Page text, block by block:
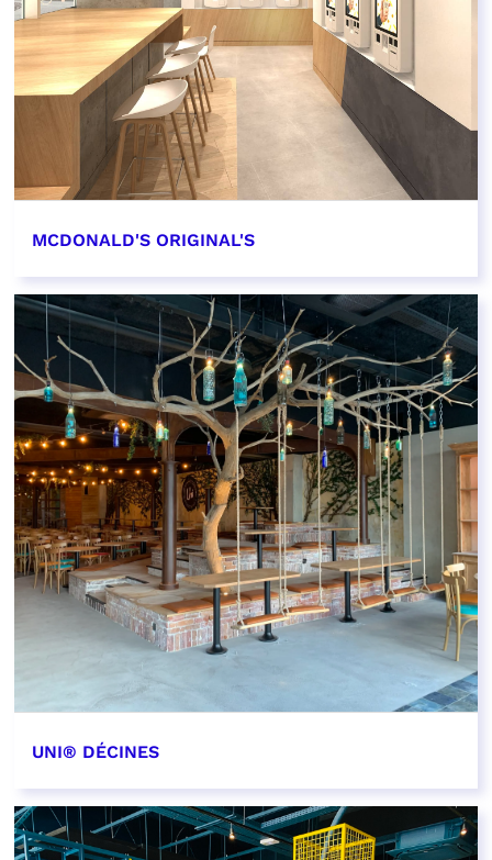
MCDONALD'S ORIGINAL'S
EN SAVOIR PLUS
UNI® DÉCINES
EN SAVOIR PLUS